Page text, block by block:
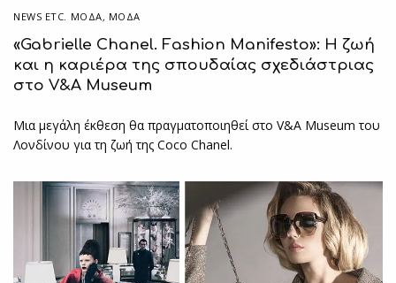
NEWS ETC. ΜΌΔΑ, ΜΟΔΑ
«Gabrielle Chanel. Fashion Manifesto»: Η ζωή
και η καριέρα της σπουδαίας σχεδιάστριας
στο V&A Museum
Μια μεγάλη έκθεση θα πραγματοποιηθεί στο V&A Museum του
Λονδίνου για τη ζωή της Coco Chanel.